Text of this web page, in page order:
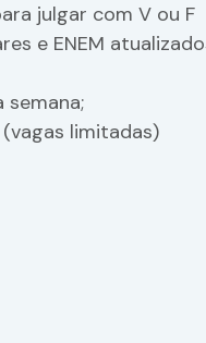
julgar com V ou F
e ENEM
limitadas)